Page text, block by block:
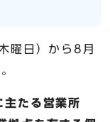
曜日）から8月
主たる営業所